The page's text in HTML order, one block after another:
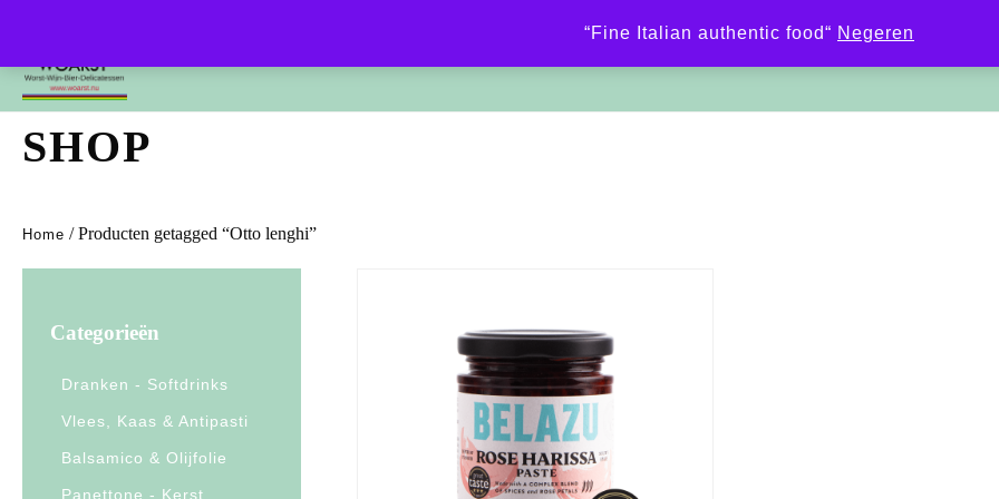
SHOP
Home / Producten getagged “Otto lenghi”
Categorieën
Dranken - Softdrinks
Vlees, Kaas & Antipasti
Balsamico & Olijfolie
Panettone - Kerst
“Fine Italian authentic food“ Negeren